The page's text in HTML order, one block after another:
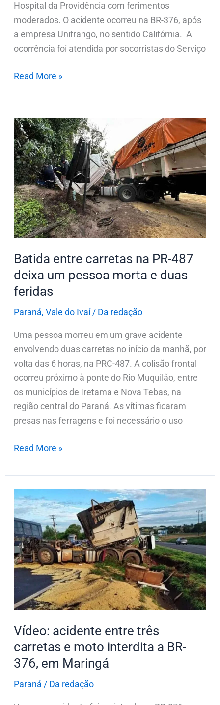
Hospital da Providência com ferimentos
moderados. O acidente ocorreu na BR-376, após
a empresa Unifrango, no sentido Califórnia. A
ocorrência foi atendida por socorristas do Serviço
Read More »
Batida entre carretas na PR-487
deixa um pessoa morta e duas
feridas
Paraná, Vale do Ivaí/ Da redação
Uma pessoa morreu em um grave acidente
envolvendo duas carretas no início da manhã, por
volta das 6 horas, na PRC-487. A colisão frontal
ocorreu próximo à ponte do Rio Muquilão, entre
os municípios de Iretama e Nova Tebas, na
região central do Paraná. As vítimas ficaram
presas nas ferragens e foi necessário o uso
Batida
entre
carretas
na
PR-
487
deixa
um
pessoa
morta
e
duas
feridas
Read More »
Vídeo: acidente entre três
carretas e moto interdita a BR-
376, em Maringá
Paraná / Da redação
Vídeo:
acidente
entre
três
carretas
e
interdita
a
BR-
376,
em
Maringá